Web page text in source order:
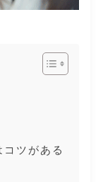
ツがある